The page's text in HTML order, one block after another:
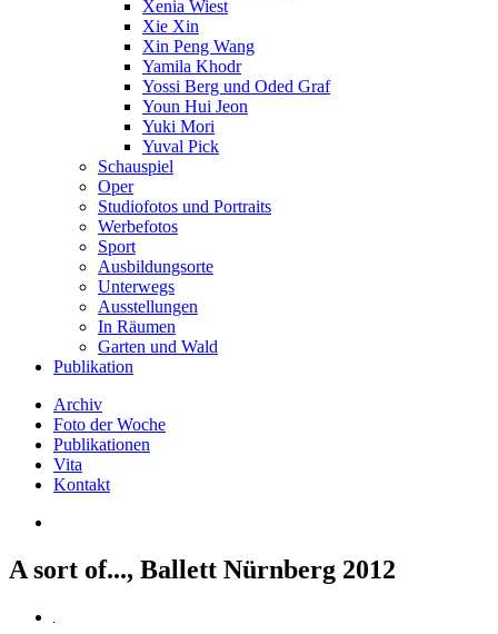
Xenia Wiest
Xie Xin
Xin Peng Wang
Yamila Khodr
Yossi Berg und Oded Graf
Youn Hui Jeon
Yuki Mori
Yuval Pick
Schauspiel
Oper
Studiofotos und Portraits
Werbefotos
Sport
Ausbildungsorte
Unterwegs
Ausstellungen
In Räumen
Garten und Wald
Publikation
Archiv
Foto der Woche
Publikationen
Vita
Kontakt
A sort of..., Ballett Nürnberg 2012